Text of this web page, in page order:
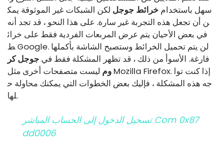
سهل باستخدام خرائط جوجل لكن الشبكات غير الموثوقة يمك
ن أن تجعل هذه التجربة غير سارة. على هذا النحو ، قد تجد أنه
في بعض الأحيان يتم عرض المربعات الفردية فقط على خرائ
ط Google. لن يتم تحميل الخرائط وستصبح الشاشة بأكملها
فارغة. الأسوأ من ذلك ، قد تظهر المشكلة فقط في جوجل كر
وم ليست متصفحات أخرى مثل Mozilla Firefox. إذا كنت توا
جه هذه المشكلة ، فإليك بعض الخطوات التي يمكنك محاولة ح
لها.
تسجيل الدخول إلى الحساب المباشر Com 0x87
Dd0006